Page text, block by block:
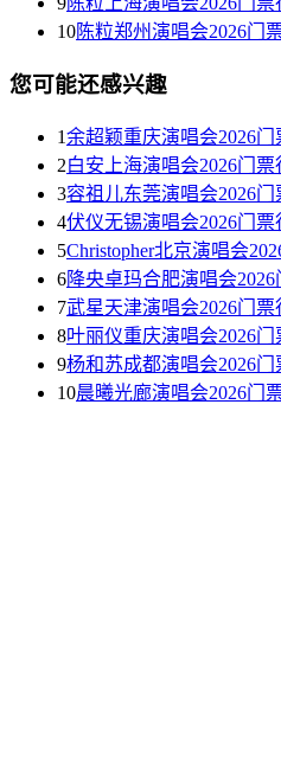
10陈粒郑州演唱会2026门
您可能还感兴趣
1余超颖重庆演唱会2026
2白安上海演唱会2026门
3容祖儿东莞演唱会2026
4伏仪无锡演唱会2026门票
5Christopher北京演唱会
6降央卓玛合肥演唱会
7武星天津演唱会2026门票
8叶丽仪重庆演唱会2026
9杨和苏成都演唱会2026
10晨曦光廊演唱会2026门